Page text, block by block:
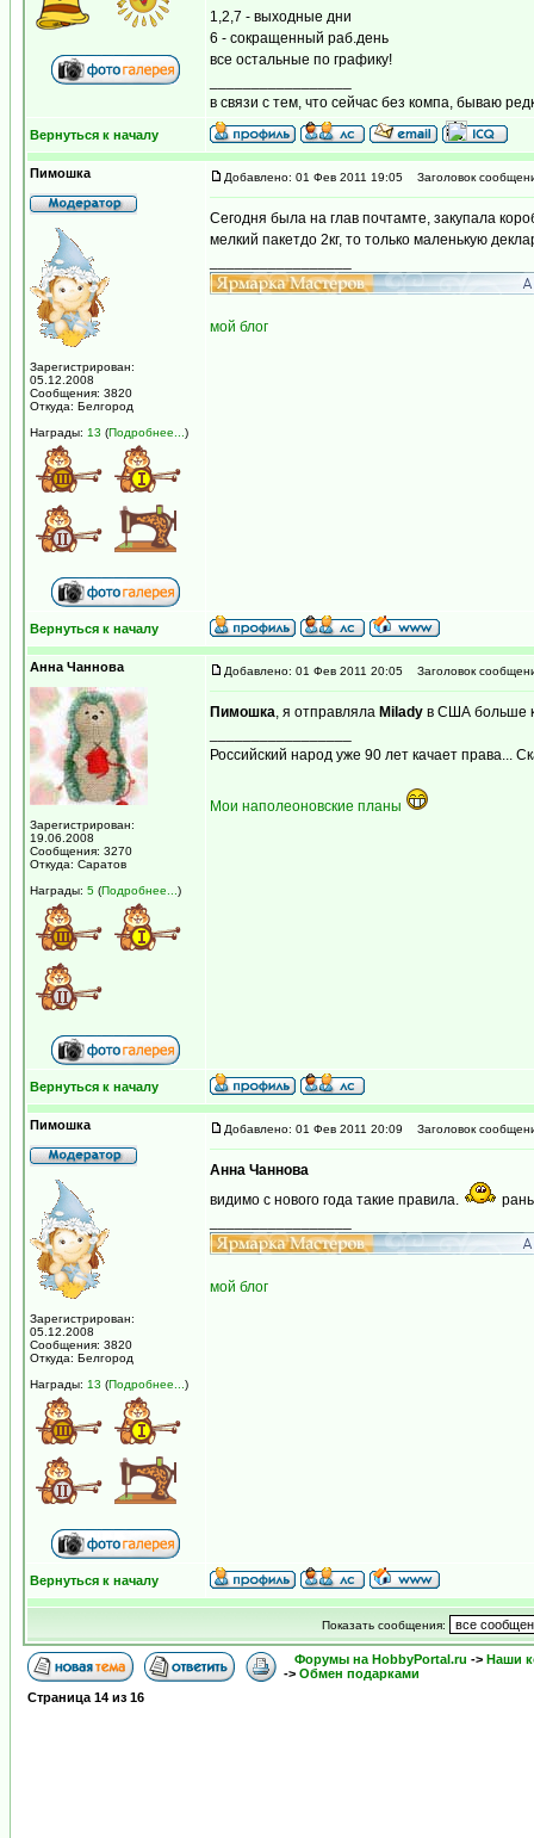
1,2,7 - выходные дни
6 - сокращенный раб.день
все остальные по графику!
в связи с тем, что сейчас без компа, бываю
Вернуться к началу
Пимошка
Зарегистрирован:
05.12.2008
Сообщения: 3820
Откуда: Белгород
Награды: 13 (Подробнее... )
Добавлено: 01 Фев 2011 19:05 Заголовок
Сегодня была на глав почтамте, закупала
мелкий пакетдо 2кг, то только маленькую
мой блог
Вернуться к началу
Анна Чаннова
Зарегистрирован:
19.06.2008
Сообщения: 3270
Откуда: Саратов
Награды: 5 (Подробнее... )
Добавлено: 01 Фев 2011 20:05 Заголовок
Пимошка, я отправляла Milady в США больше
Российский народ уже 90 лет качает права...
Мои наполеоновские планы
Вернуться к началу
Пимошка
Зарегистрирован:
05.12.2008
Сообщения: 3820
Откуда: Белгород
Награды: 13 (Подробнее... )
Добавлено: 01 Фев 2011 20:09 Заголовок
Анна Чаннова
видимо с нового года такие правила.
мой блог
Вернуться к началу
Показать сообщения:
Форумы на HobbyPortal.ru -> Наши
-> Обмен подарками
Страница 14 из 16